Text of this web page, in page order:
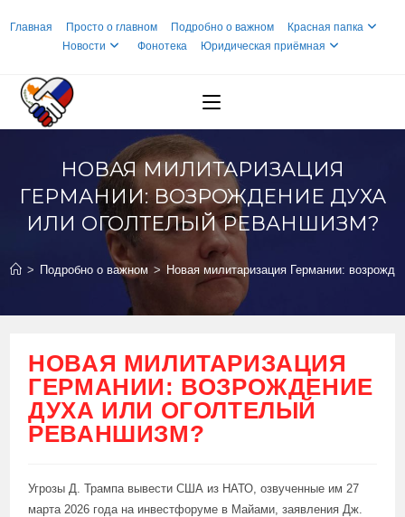
Главная Просто о главном Подробно о важном
Красная папка
Новости
Фонотека Юридическая приёмная
НОВАЯ МИЛИТАРИЗАЦИЯ
ГЕРМАНИИ: ВОЗРОЖДЕНИЕ ДУХА
ИЛИ ОГОЛТЕЛЫЙ РЕВАНШИЗМ?
> Подробно о важном > Новая милитаризация Германии:
НОВАЯ МИЛИТАРИЗАЦИЯ
ГЕРМАНИИ: ВОЗРОЖДЕНИЕ
ДУХА ИЛИ ОГОЛТЕЛЫЙ
РЕВАНШИЗМ?
Угрозы Д. Трампа вывести США из НАТО, озвученные им 27
марта 2026 года на инвестфоруме в Майами, заявления Дж.